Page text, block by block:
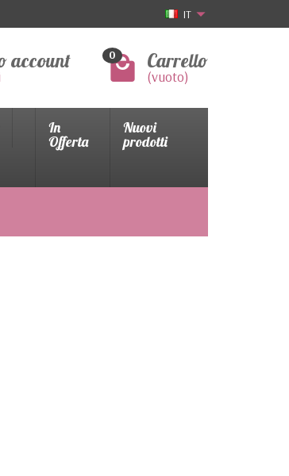
IT
account 0 Carrello
(vuoto)
In
Offerta
Nuovi
prodotti